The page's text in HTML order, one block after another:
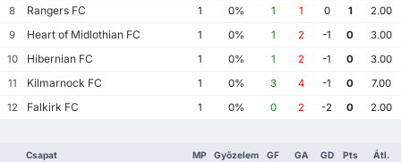
8
Rangers FC 1 0% 1 1 0 1
2.00
9
Heart of Midlothian FC 1 0% 1 2 -1 0
3.00
10
Hibernian FC 1 0% 1 2 -1 0
3.00
11
Kilmarnock FC 1 0% 3 4 -1 0
7.00
12
Falkirk FC 1 0% 0 2 -2 0 2.00
Csapat MP Győzelem GF GA GD Pts Átl.